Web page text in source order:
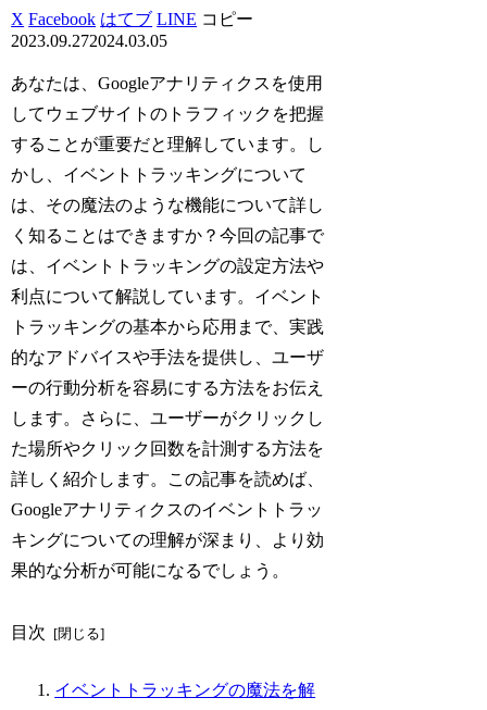
X Facebook はてブ LINE コピー
2023.09.272024.03.05
あなたは、Googleアナリティクスを使用
してウェブサイトのトラフィックを把握
することが重要だと理解しています。し
かし、イベントトラッキングについて
は、その魔法のような機能について詳し
く知ることはできますか？今回の記事で
は、イベントトラッキングの設定方法や
利点について解説しています。イベント
トラッキングの基本から応用まで、実践
的なアドバイスや手法を提供し、ユーザ
ーの行動分析を容易にする方法をお伝え
します。さらに、ユーザーがクリックし
た場所やクリック回数を計測する方法を
詳しく紹介します。この記事を読めば、
Googleアナリティクスのイベントトラッ
キングについての理解が深まり、より効
果的な分析が可能になるでしょう。
目次
イベントトラッキングの魔法を解